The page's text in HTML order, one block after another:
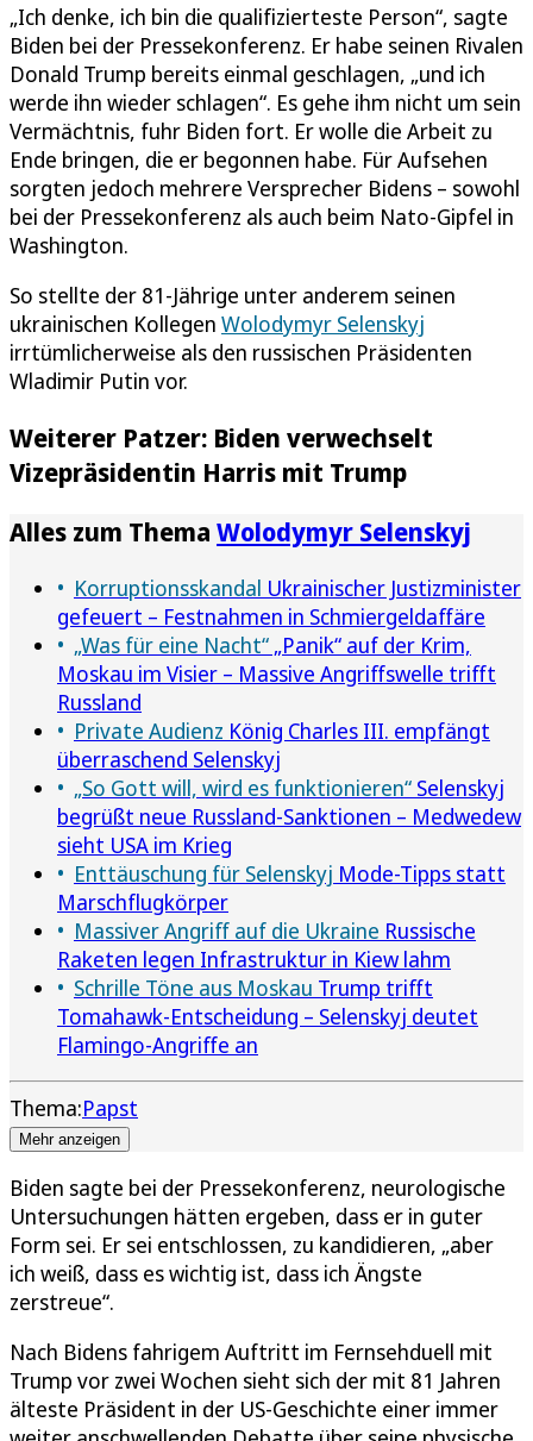
„Ich denke, ich bin die qualifizierteste Person“, sagte
Biden bei der Pressekonferenz. Er habe seinen Rivalen
Donald Trump bereits einmal geschlagen, „und ich
werde ihn wieder schlagen“. Es gehe ihm nicht um sein
Vermächtnis, fuhr Biden fort. Er wolle die Arbeit zu
Ende bringen, die er begonnen habe. Für Aufsehen
sorgten jedoch mehrere Versprecher Bidens – sowohl
bei der Pressekonferenz als auch beim Nato-Gipfel in
Washington.
So stellte der 81-Jährige unter anderem seinen
ukrainischen Kollegen Wolodymyr Selenskyj
irrtümlicherweise als den russischen Präsidenten
Wladimir Putin vor.
Weiterer Patzer: Biden verwechselt
Vizepräsidentin Harris mit Trump
Alles zum Thema Wolodymyr Selenskyj
Korruptionsskandal Ukrainischer Justizminister
gefeuert – Festnahmen in Schmiergeldaffäre
„Was für eine Nacht“ „Panik“ auf der Krim,
Moskau im Visier – Massive Angriffswelle trifft
Russland
Private Audienz König Charles III. empfängt
überraschend Selenskyj
„So Gott will, wird es funktionieren“ Selenskyj
begrüßt neue Russland-Sanktionen – Medwedew
sieht USA im Krieg
Enttäuschung für Selenskyj Mode-Tipps statt
Marschflugkörper
Massiver Angriff auf die Ukraine Russische
Raketen legen Infrastruktur in Kiew lahm
Schrille Töne aus Moskau Trump trifft
Tomahawk-Entscheidung – Selenskyj deutet
Flamingo-Angriffe an
Thema:Papst
Mehr anzeigen
Biden sagte bei der Pressekonferenz, neurologische
Untersuchungen hätten ergeben, dass er in guter
Form sei. Er sei entschlossen, zu kandidieren, „aber
ich weiß, dass es wichtig ist, dass ich Ängste
zerstreue“.
Nach Bidens fahrigem Auftritt im Fernsehduell mit
Trump vor zwei Wochen sieht sich der mit 81 Jahren
älteste Präsident in der US-Geschichte einer immer